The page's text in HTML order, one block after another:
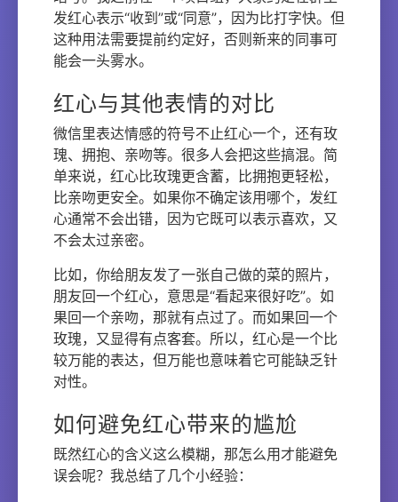
发红心表示“收到”或“同意”，因为比打字快。但
这种用法需要提前约定好，否则新来的同事可
能会一头雾水。
红心与其他表情的对比
微信里表达情感的符号不止红心一个，还有玫
瑰、拥抱、亲吻等。很多人会把这些搞混。简
单来说，红心比玫瑰更含蓄，比拥抱更轻松，
比亲吻更安全。如果你不确定该用哪个，发红
心通常不会出错，因为它既可以表示喜欢，又
不会太过亲密。
比如，你给朋友发了一张自己做的菜的照片，
朋友回一个红心，意思是“看起来很好吃”。如
果回一个亲吻，那就有点过了。而如果回一个
玫瑰，又显得有点客套。所以，红心是一个比
较万能的表达，但万能也意味着它可能缺乏针
对性。
如何避免红心带来的尴尬
既然红心的含义这么模糊，那怎么用才能避免
误会呢？我总结了几个小经验：